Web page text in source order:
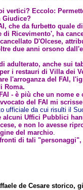
vertici? Eccolo:
Giudice?
che da furbetto
Ricevimento', ha
D'Olcese,
due anni orsono
adulterato, anche sui
i restauri di Villa dei
l'arroganza del FAI,
Roma.
- è più che un nome
del FAI mi scrisse
ufficiale da cui risulti il
Uffici Pubblici
e non lo avesse
del marchio.
di tali
de Cesare storico,